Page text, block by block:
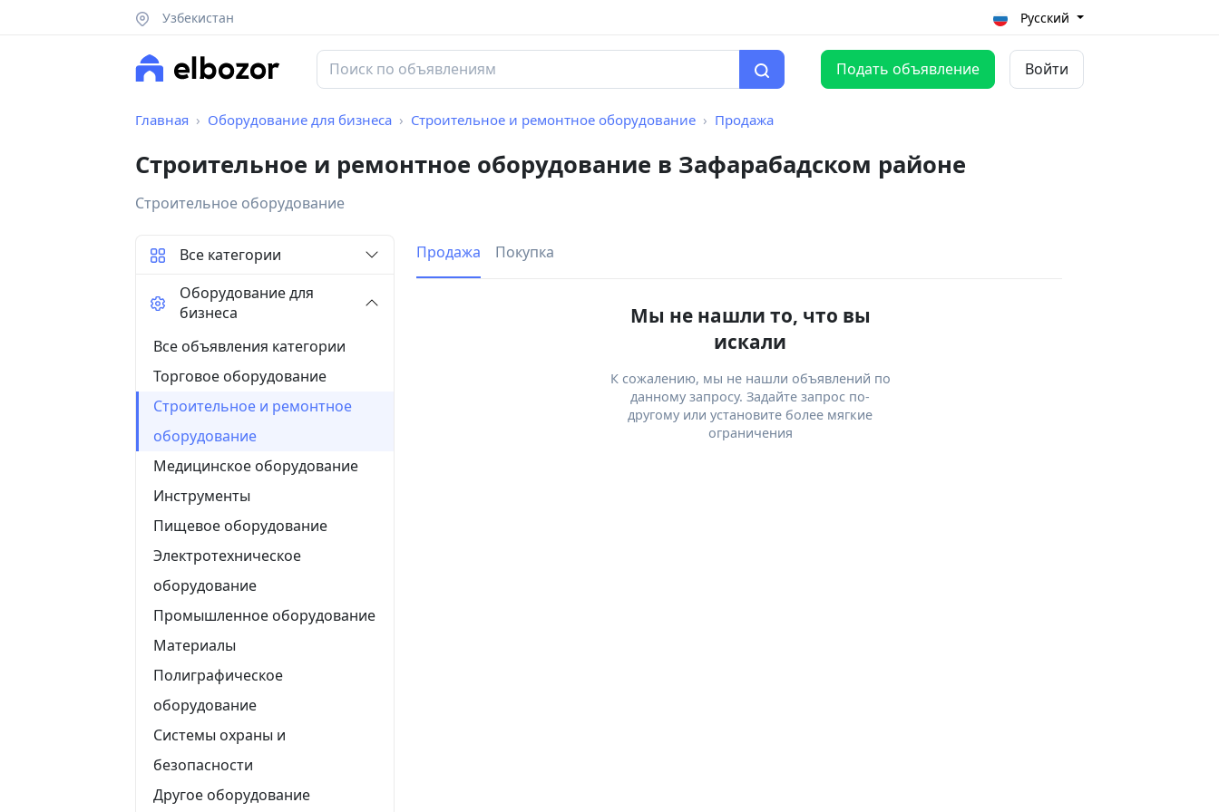
Узбекистан Русский
Подать объявление Войти
Главная Оборудование для бизнеса Строительное и ремонтное оборудование Продажа
Строительное и ремонтное оборудование в Зафарабадском районе
Строительное оборудование
Продажа Покупка
Мы не нашли то, что вы
искали
К сожалению, мы не нашли объявлений по
данному запросу. Задайте запрос по-
другому или установите более мягкие
ограничения
Все категории
Оборудование для
бизнеса
Все объявления категории
Торговое оборудование
Строительное и ремонтное
оборудование
Медицинское оборудование
Инструменты
Пищевое оборудование
Электротехническое
оборудование
Промышленное оборудование
Материалы
Полиграфическое
оборудование
Системы охраны и
безопасности
Другое оборудование